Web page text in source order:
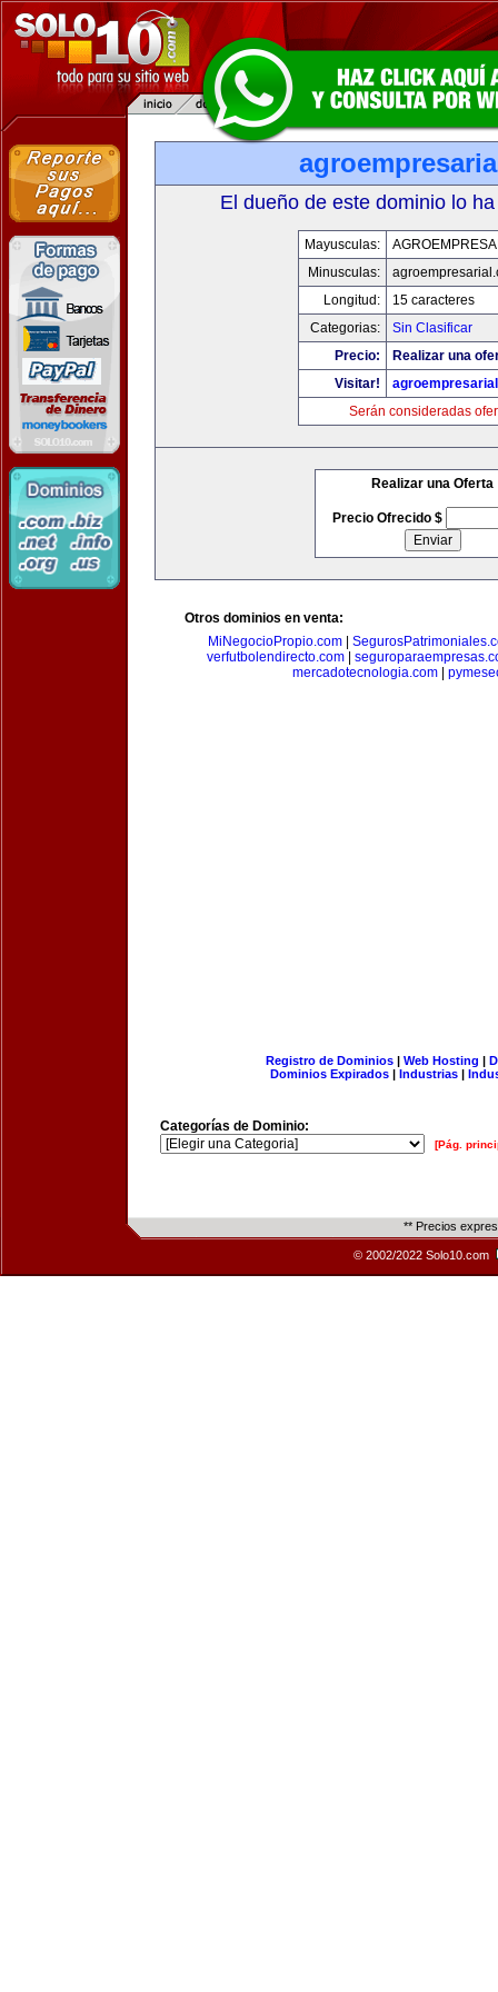
El dueño de este dominio lo
Mayusculas:
Minusculas:
Longitud:
15 caracteres
Categorias:
Sin Clasificar
Precio:
Realizar una
Visitar!
Serán consideradas
Realizar una Oferta
Precio Ofrecido $
Otros dominios en venta:
MiNegocioPropio.com|
verfutbolendirecto.com|
mercadotecnologia.com
Registro de Dominios| Web Hosting |
Dominios Expirados | Industrias |
Categorías de Dominio:
[Pág.
** Precios
© 2002/2022 Solo10.com